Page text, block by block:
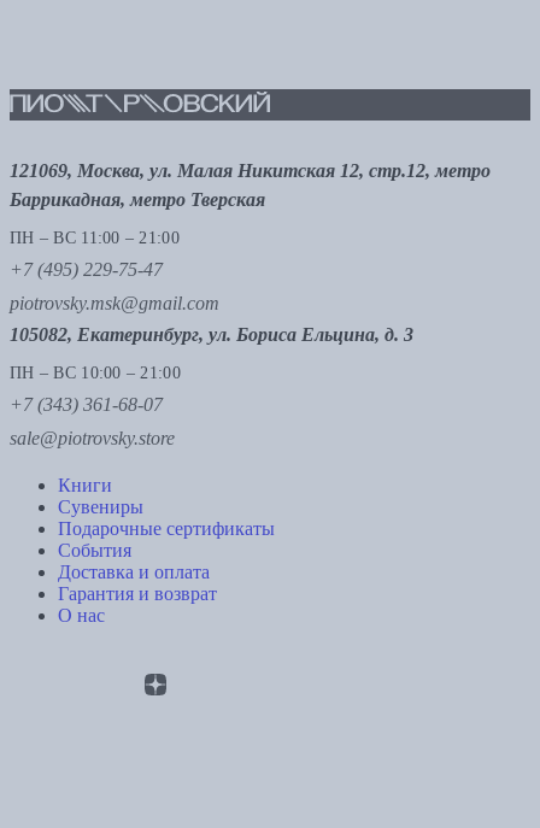
121069, Москва, ул. Малая Никитская 12, стр.12, метро
Баррикадная, метро Тверская
ПН – ВС 11:00 – 21:00
+7 (495) 229-75-47
piotrovsky.msk@gmail.com
105082, Екатеринбург, ул. Бориса Ельцина, д. 3
ПН – ВС 10:00 – 21:00
+7 (343) 361-68-07
sale@piotrovsky.store
Книги
Сувениры
Подарочные сертификаты
События
Доставка и оплата
Гарантия и возврат
О нас